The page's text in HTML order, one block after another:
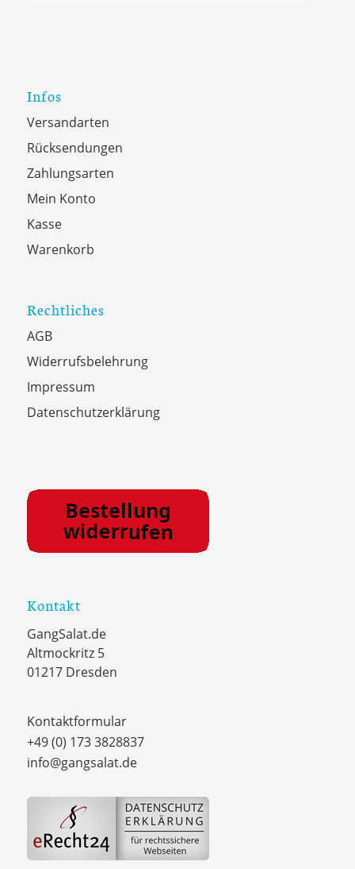
Infos
Versandarten
Rücksendungen
Zahlungsarten
Mein Konto
Kasse
Warenkorb
Rechtliches
AGB
Widerrufsbelehrung
Impressum
Datenschutzerklärung
Kontakt
GangSalat.de
Altmockritz 5
01217 Dresden
Kontaktformular
+49 (0) 173 3828837
info@gangsalat.de